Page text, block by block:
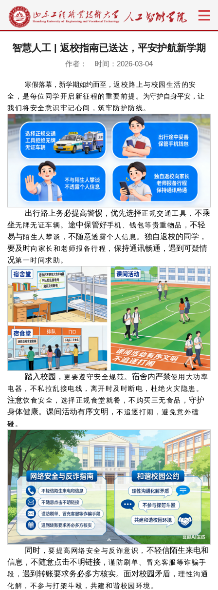
智慧人工 | 返校指南已送达，平安护航新学期
作者： 时间：2026-03-04
寒假落幕，新学期如约而至， 返校路上与校园生活的安
全，是每位同学开启新征程的重要前提。 为守护自身平安， 让
我们将安全意识牢记心间，筑牢防护防线。
出行路上务必提高警惕，优先选择正规交通工具， 不乘
坐无牌无证车辆。 途中保管好手机、钱包等贵重物品， 不轻
易与陌生人攀谈， 不随意透露个人信息。 独自返校的同学，
要及时向家长和老师报备行程， 保持通讯畅通，遇到可疑情
况第一时间求助。
踏入校园， 更要遵守安全规范。 宿舍内严禁使用大功率
电器，不私拉乱接电线，离开时及时断电，杜绝火灾隐患。
注意饮食安全，选择正规食堂就餐，不购买三无食品， 守护
身体健康。课间活动有序文明， 不追逐打闹，避免意外磕
碰。
同时， 要提高网络安全与反诈意识， 不轻信陌生来电和
信息，不随意点击不明链接， 谨防刷单、冒充客服等诈骗手
段， 遇到转账要求务必多方核实。面对校园矛盾， 理性沟通
化解，不参与打架斗殴，共建和谐校园环境。